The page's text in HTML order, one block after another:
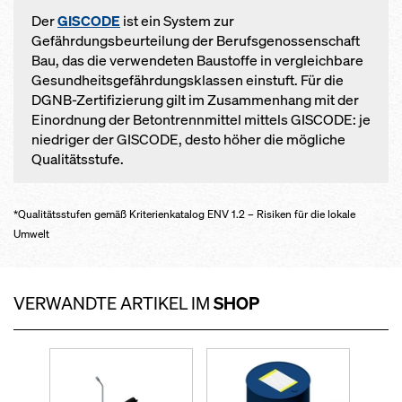
DerGISCODE ist ein System zur
Gefährdungsbeurteilung der Berufsgenossenschaft
Bau, das die verwendeten Baustoffe in vergleichbare
Gesundheitsgefährdungsklassen einstuft. Für die
DGNB-Zertifizierung gilt im Zusammenhang mit der
Einordnung der Betontrennmittel mittels GISCODE: je
niedriger der GISCODE, desto höher die mögliche
Qualitätsstufe.
*Qualitätsstufen gemäß Kriterienkatalog ENV 1.2 – Risiken für die lokale
Umwelt
VERWANDTE ARTIKEL IM SHOP